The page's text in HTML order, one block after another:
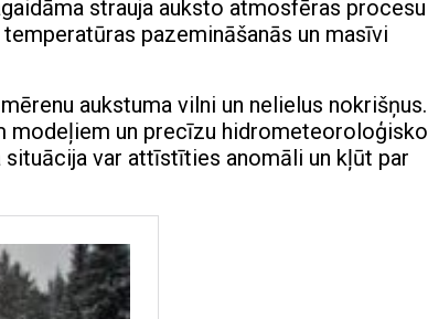
strauja auksto atmosfēras procesu
pazemināšanās un masīvi
aukstuma vilni un nelielus nokrišņus.
modeļiem un precīzu hidrometeoroloģisko
var attīstīties anomāli un kļūt par